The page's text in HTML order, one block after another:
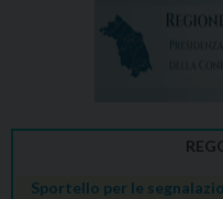
Sportello per le